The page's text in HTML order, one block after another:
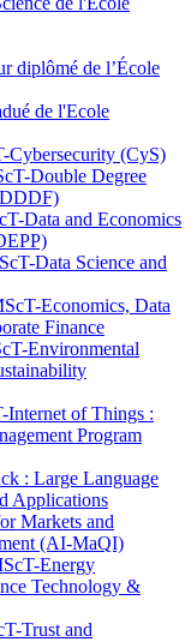
diplômé de l’École
de l'Ecole
Cybersecurity (CyS)
Double Degree
Data and Economics
Data Science and
Economics, Data
Finance
Environmental
of Things :
Program
: Large Language
Applications
Markets and
(AI-MaQI)
Energy
Technology &
Trust and